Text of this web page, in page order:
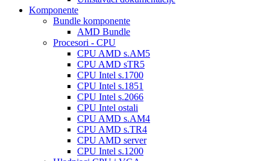
Komponente
Bundle komponente
AMD Bundle
Procesori - CPU
CPU AMD s.AM5
CPU AMD sTR5
CPU Intel s.1700
CPU Intel s.1851
CPU Intel s.2066
CPU Intel ostali
CPU AMD s.AM4
CPU AMD s.TR4
CPU AMD server
CPU Intel s.1200